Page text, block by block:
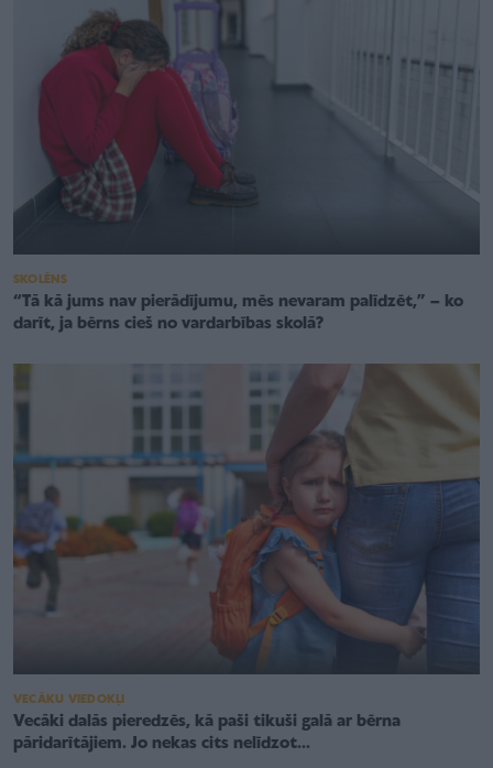
SKOLĒNS
“Tā kā jums nav pierādījumu, mēs nevaram palīdzēt,” – ko
darīt, ja bērns cieš no vardarbības skolā?
VECĀKU VIEDOKĻI
Vecāki dalās pieredzēs, kā paši tikuši galā ar bērna
pāridarītājiem. Jo nekas cits nelīdzot...